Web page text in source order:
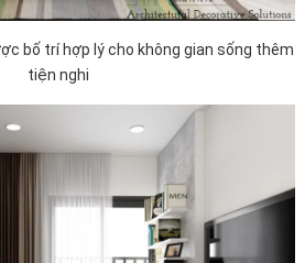
bố trí hợp lý cho không gian sống thêm
tiện nghi